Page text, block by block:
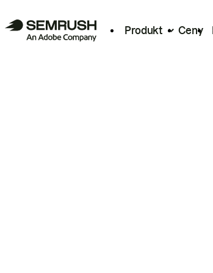
Produkt Ceny